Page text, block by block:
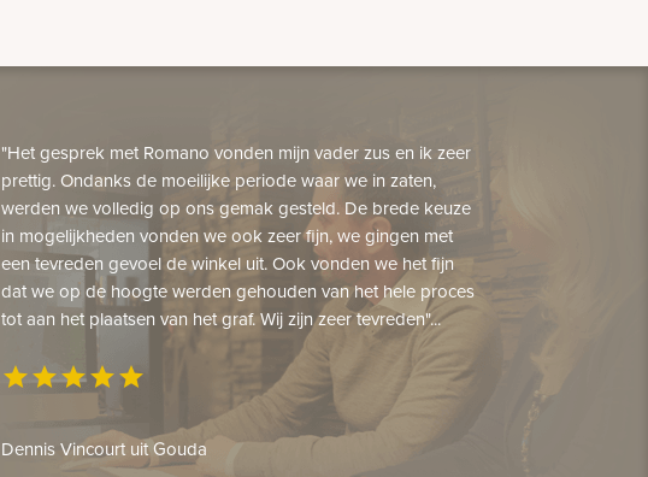
"Het gesprek met Romano vonden mijn vader zus en ik zeer
prettig. Ondanks de moeilijke periode waar we in zaten,
werden we volledig op ons gemak gesteld. De brede keuze
in mogelijkheden vonden we ook zeer fijn, we gingen met
een tevreden gevoel de winkel uit. Ook vonden we het fijn
dat we op de hoogte werden gehouden van het hele proces
tot aan het plaatsen van het graf. Wij zijn zeer tevreden"...
starstarstarstarstar
Dennis Vincourt uit Gouda